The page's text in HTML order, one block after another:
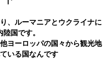
、ルーマニアとウクライナに
国です。
ヨーロッパの国々から観光地
いる国なんです